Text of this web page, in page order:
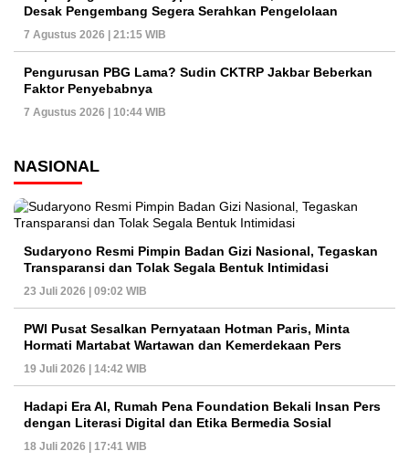
Desak Pengembang Segera Serahkan Pengelolaan
7 Agustus 2026 | 21:15 WIB
Pengurusan PBG Lama? Sudin CKTRP Jakbar Beberkan
Faktor Penyebabnya
7 Agustus 2026 | 10:44 WIB
NASIONAL
Sudaryono Resmi Pimpin Badan Gizi Nasional, Tegaskan
Transparansi dan Tolak Segala Bentuk Intimidasi
23 Juli 2026 | 09:02 WIB
PWI Pusat Sesalkan Pernyataan Hotman Paris, Minta
Hormati Martabat Wartawan dan Kemerdekaan Pers
19 Juli 2026 | 14:42 WIB
Hadapi Era AI, Rumah Pena Foundation Bekali Insan Pers
dengan Literasi Digital dan Etika Bermedia Sosial
18 Juli 2026 | 17:41 WIB